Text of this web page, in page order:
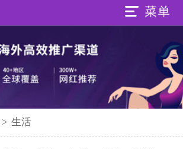
> 生活